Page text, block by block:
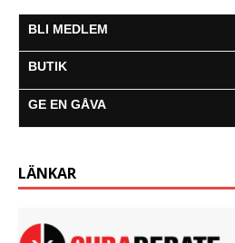
BLI MEDLEM
BUTIK
GE EN GÅVA
LÄNKAR